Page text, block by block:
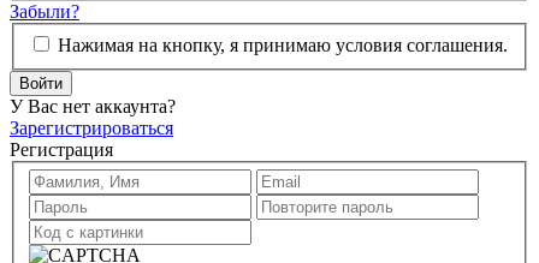
Забыли?
Нажимая на кнопку, я принимаю условия соглашения.
Войти
У Вас нет аккаунта?
Зарегистрироваться
Регистрация